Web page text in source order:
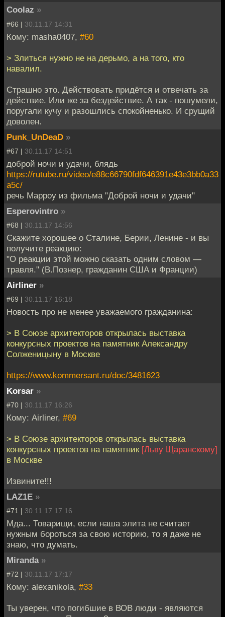
Coolaz »
#66 | 30.11.17 14:31
Кому: masha0407, #60
> Злиться нужно не на дерьмо, а на того, кто
навалил.
Страшно это. Действовать придётся и отвечать за
действие. Или же за бездействие. А так - пошумели,
поругали кучу и разошлись спокойненько. И срущий
доволен.
Punk_UnDeaD »
#67 | 30.11.17 14:51
доброй ночи и удачи, блядь
https://rutube.ru/video/e88c66790fdf646391e43e3bb0a33
a5c/
речь Марроу из фильма "Доброй ночи и удачи"
Esperovintro »
#68 | 30.11.17 14:56
Скажите хорошее о Сталине, Берии, Ленине - и вы
получите реакцию:
"О реакции этой можно сказать одним словом —
травля." (В.Познер, гражданин США и Франции)
Airliner »
#69 | 30.11.17 16:18
Новость про не менее уважаемого гражданина:
> В Союзе архитекторов открылась выставка
конкурсных проектов на памятник Александру
Солженицыну в Москве
https://www.kommersant.ru/doc/3481623
Korsar »
#70 | 30.11.17 16:26
Кому: Airliner, #69
> В Союзе архитекторов открылась выставка
конкурсных проектов на памятник [Льву Щаранскому]
в Москве
Извините!!!
LAZ1E »
#71 | 30.11.17 17:16
Мда... Товарищи, если наша элита не считает
нужным бороться за свою историю, то я даже не
знаю, что думать.
Miranda »
#72 | 30.11.17 17:17
Кому: alexanikola, #33
Ты уверен, что погибшие в ВОВ люди - являются